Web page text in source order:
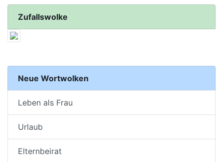
Zufallswolke
Neue Wortwolken
Leben als Frau
Urlaub
Elternbeirat